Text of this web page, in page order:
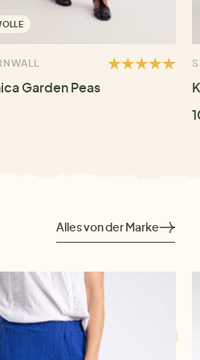
Garden Peas
Alles von der Marke